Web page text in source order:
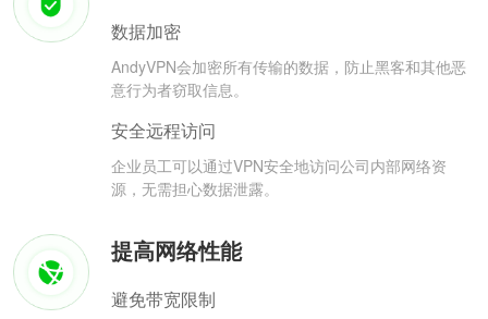
数据加密
AndyVPN会加密所有传输的数据，防止黑客和其他恶
意行为者窃取信息。
安全远程访问
企业员工可以通过VPN安全地访问公司内部网络资
源，无需担心数据泄露。
提高网络性能
避免带宽限制